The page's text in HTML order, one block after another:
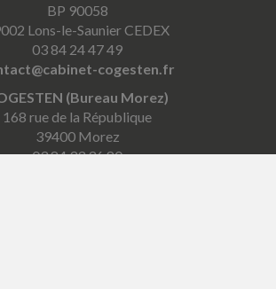
BP 90058
Lons-le-Saunier CEDEX
03 84 24 47 49
cogesten.fr
(Bureau Morez)
168 rue de la République
39400 Morez
03 84 33 36 80